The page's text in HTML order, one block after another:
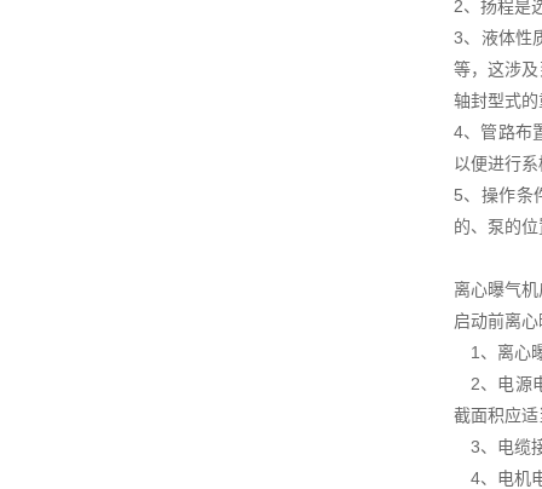
2、扬程是
3、液体性
等，这涉
轴封型式
4、管路布
以便进行
5、操作条
的、泵的
离心曝气
启动前离
1、离心
2、电源
截面积应
3、电缆
4、电机